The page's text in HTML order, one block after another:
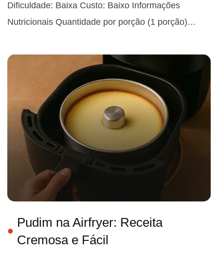
Dificuldade: Baixa Custo: Baixo Informações
Nutricionais Quantidade por porção (1 porção)…
Pudim na Airfryer: Receita
Cremosa e Fácil